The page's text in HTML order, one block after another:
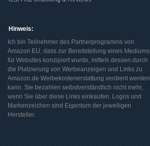
Hinweis:
Ich bin Teilnehmer des Partnerprogramms von
Amazon EU, dass zur Bereitstellung eines Mediums
für Websites konzipiert wurde, mittels dessen durch
die Platzierung von Werbeanzeigen und Links zu
Amazon.de Werbekostenerstattung verdient werden
kann. Sie bezahlen selbstverständlich nicht mehr,
wenn Sie über diese Links einkaufen. Logos und
Markenzeichen sind Eigentum der jeweiligen
Hersteller.